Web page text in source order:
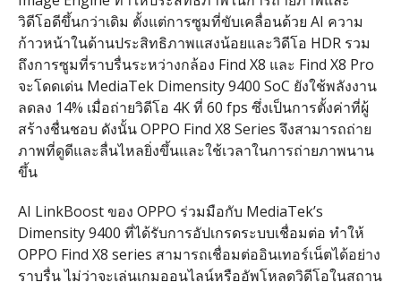
วิดีโอดีขึ้นกว่าเดิม ตั้งแต่การซูมที่ขับเคลื่อนด้วย AI ความ
ก้าวหน้าในด้านประสิทธิภาพแสงน้อยและวิดีโอ HDR รวม
ถึงการซูมที่ราบรื่นระหว่างกล้อง Find X8 และ Find X8 Pro
จะโดดเด่นMediaTek Dimensity 9400 SoC ยังใช้พลังงาน
ลดลง 14% เมื่อถ่ายวิดีโอ 4Kที่ 60 fps ซึ่งเป็นการตั้งค่าที่ผู้
สร้างชื่นชอบ ดังนั้นOPPO Find X8 Series จึงสามารถถ่าย
ภาพที่ดูดีและลื่นไหลยิ่งขึ้นและใช้เวลาในการถ่ายภาพนาน
ขึ้น
AI LinkBoostของ OPPO ร่วมมือกับ MediaTek’s
Dimensity 9400 ที่ได้รับการอัปเกรดระบบเชื่อมต่อ ทำให้
OPPO Find X8 series สามารถเชื่อมต่ออินเทอร์เน็ตได้อย่าง
ราบรื่น ไม่ว่าจะเล่นเกมออนไลน์หรืออัพโหลดวิดีโอในสถาน